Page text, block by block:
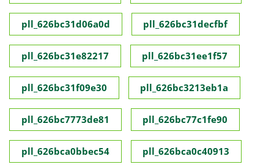
pll_626bc31d06a0d pll_626bc31decfbf
pll_626bc31e82217 pll_626bc31ee1f57
pll_626bc31f09e30 pll_626bc3213eb1a
pll_626bc7773de81 pll_626bc77c1fe90
pll_626bca0bbec54 pll_626bca0c40913